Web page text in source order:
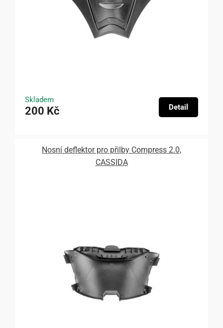
Skladem
200 Kč Detail
Nosní deflektor pro přilby Compress 2.0,
CASSIDA